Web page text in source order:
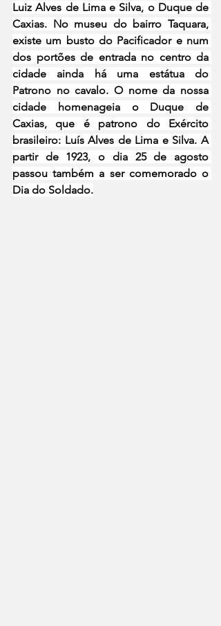
Luiz Alves de Lima e Silva, o Duque de
Caxias. No museu do bairro Taquara,
existe um busto do Pacificador e num
dos portões de entrada no centro da
cidade ainda há uma estátua do
Patrono no cavalo. O nome da nossa
cidade homenageia o Duque de
Caxias, que é patrono do Exército
brasileiro: Luís Alves de Lima e Silva. A
partir de 1923, o dia 25 de agosto
passou também a ser comemorado o
Dia do Soldado.